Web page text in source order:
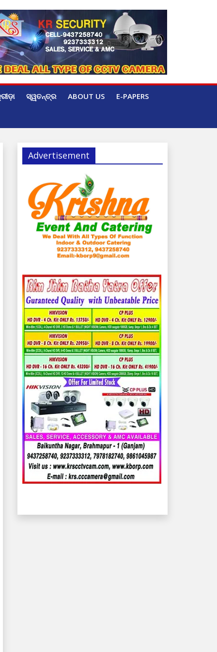
ସ୍ୱତନ୍ତ୍ର ABOUT US E-PAPERS
Advertisement